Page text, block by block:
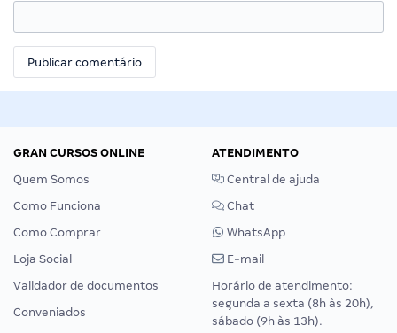
GRAN CURSOS ONLINE
Quem Somos
Como Funciona
Como Comprar
Loja Social
Validador de documentos
Conveniados
ATENDIMENTO
Central de ajuda
Chat
WhatsApp
E-mail
Horário de atendimento:
segunda a sexta (8h às 20h),
sábado (9h às 13h).